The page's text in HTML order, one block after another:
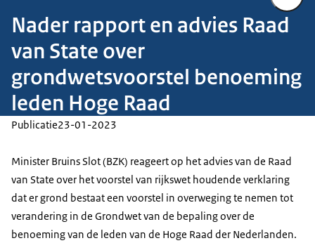
Nader rapport en advies Raad
van State over
grondwetsvoorstel benoeming
leden Hoge Raad
Publicatie23-01-2023
Minister Bruins Slot (BZK) reageert op het advies van de Raad
van State over het voorstel van rijkswet houdende verklaring
dat er grond bestaat een voorstel in overweging te nemen tot
verandering in de Grondwet van de bepaling over de
benoeming van de leden van de Hoge Raad der Nederlanden.